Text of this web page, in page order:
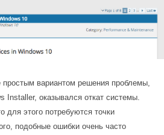
вариантом решения проблемы,
Installer, оказывался откат системы.
для этого потребуются точки
подобные ошибки очень часто